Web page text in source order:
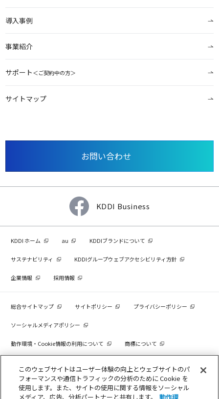
導入事例
事業紹介
サポート＜ご契約中の方＞
サイトマップ
お問い合わせ
KDDI Business
KDDI ホーム au KDDIブランドについて
サステナビリティ KDDIグループウェブアクセシビリティ方針
企業情報 採用情報
総合サイトマップ サイトポリシー プライバシーポリシー
ソーシャルメディアポリシー
動作環境・Cookie情報の利用について 商標について
このウェブサイトはユーザー体験の向上とウェブサイトのパ
フォーマンスや通信トラフィックの分析のために Cookie を
使用します。また、サイトの使用に関する情報をソーシャル
メディア、広告、分析パートナーと共有します。
動作環